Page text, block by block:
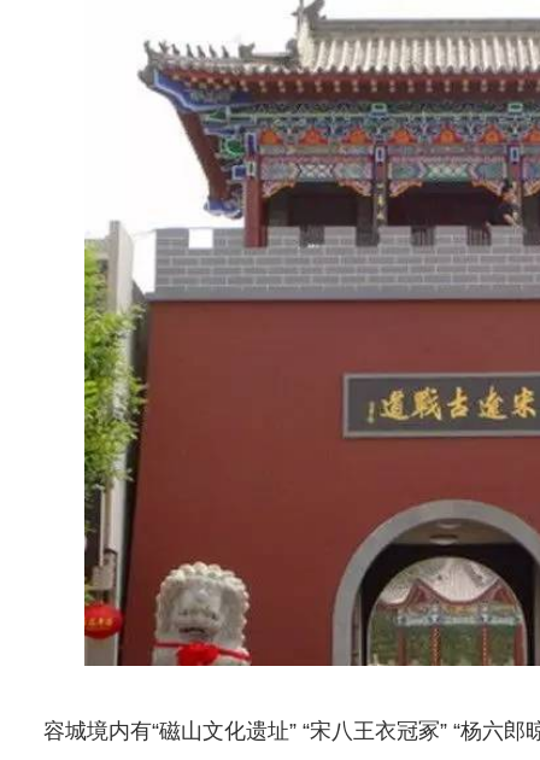
容城境内有“磁山文化遗址” “宋八王衣冠冢” “杨六郎